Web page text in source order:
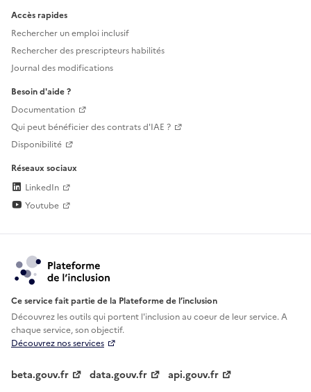
Accès rapides
Rechercher un emploi inclusif
Rechercher des prescripteurs habilités
Journal des modifications
Besoin d'aide ?
Documentation
Qui peut bénéficier des contrats d'IAE ?
Disponibilité
Réseaux sociaux
LinkedIn
Youtube
Ce service fait partie de la Plateforme de l’inclusion
Découvrez les outils qui portent l'inclusion aucoeur de leur service. A
chaque service, son objectif.
Découvrez nos services
beta.gouv.fr data.gouv.fr api.gouv.fr